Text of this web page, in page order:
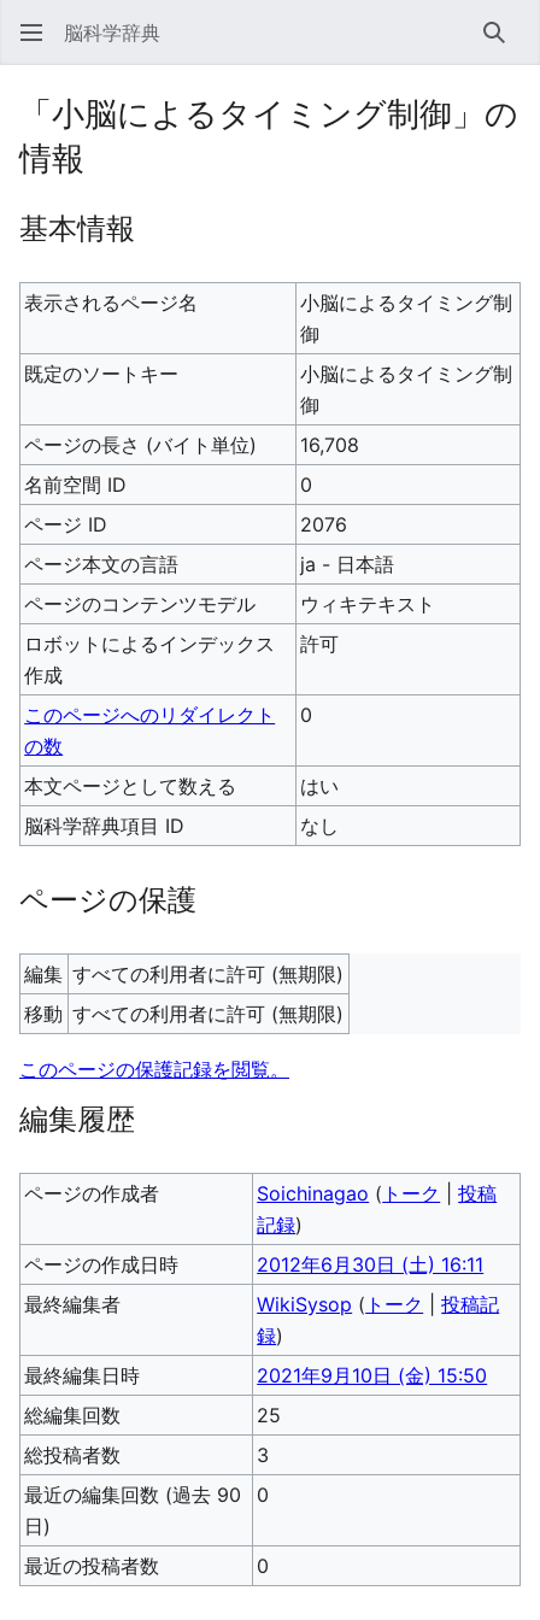
脳科学辞典 検索
「小脳によるタイミング制御」の
情報
基本情報
表示されるページ名
小脳によるタイミング制
御
既定のソートキー
小脳によるタイミング制
御
ページの長さ (バイト単位)
16,708
名前空間 ID
0
ページ ID
2076
ページ本文の言語
ja - 日本語
ページのコンテンツモデル
ウィキテキスト
ロボットによるインデックス
作成
許可
このページへのリダイレクト
の数
0
本文ページとして数える
はい
脳科学辞典項目 ID
なし
ページの保護
編集 すべての利用者に許可 (無期限)
移動 すべての利用者に許可 (無期限)
このページの保護記録を閲覧。
編集履歴
ページの作成者 Soichinagao ( トーク |投稿
記録)
ページの作成日時
2012年6月30日 (土) 16:11
最終編集者
WikiSysop ( トーク |投稿記
録)
最終編集日時
2021年9月10日 (金) 15:50
総編集回数
25
総投稿者数
3
最近の編集回数 (過去 90
日)
0
最近の投稿者数 0